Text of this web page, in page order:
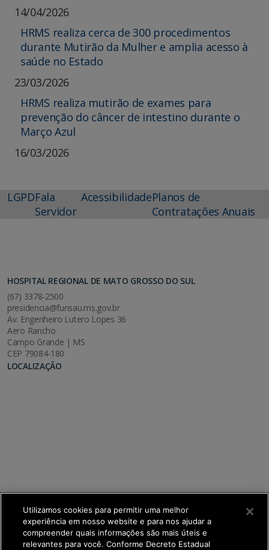
14/04/2026
HRMS realiza cerca de 300 procedimentos
durante Mutirão da Mulher e amplia acesso à
saúde no Estado
23/03/2026
HRMS realiza mutirão de exames para
prevenção do câncer de intestino durante o
Março Azul
16/03/2026
LGPDFala
Servidor
AcessibilidadePlanos de
Contratações Anuais
HOSPITAL REGIONAL DE MATO GROSSO DO SUL
(67) 3378-2500
presidencia@funsau.ms.gov.br
Av. Engenheiro Lutero Lopes 36
Aero Rancho
Campo Grande | MS
CEP 79084-180
LOCALIZAÇÃO
Utilizamos cookies para permitir uma melhor
experiência em nosso website e para nos ajudar a
compreender quais informações são mais úteis e
relevantes para você. Conforme Decreto Estadual